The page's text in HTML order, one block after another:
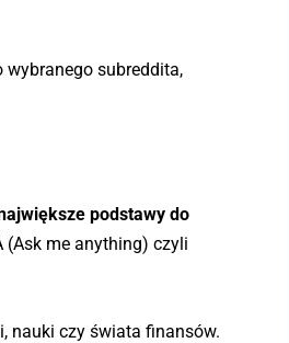
wybranego subreddita,
podstawy do
(Ask me anything) czyli
nauki czy świata finansów.